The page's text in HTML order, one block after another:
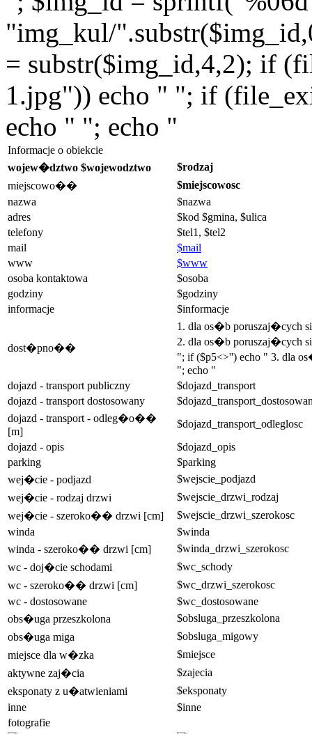
"img_kul/
= substr($img_id,4,2); if
1.jpg")) echo " "; if
echo " "; echo "
Informacje o obiekcie
wojew�dztwo $wojewodztwo
$rodzaj
miejscowo��
$miejscowosc
nazwa
$nazwa
adres
$kod $gmina, $ulica
telefony
$tel1, $tel2
mail
$mail
www
$www
osoba kontaktowa
$osoba
godziny
$godziny
informacje
$informacje
dost�pno��
1. dla os�b poruszaj�cych
2. dla os�b poruszaj�cych
"; if ($p5<>'') echo " 3. dla
"; echo "
dojazd - transport publiczny
$dojazd_transport
dojazd - transport dostosowany
dojazd - transport - odleg�o��
[m]
$dojazd_transport_odleglosc
dojazd - opis
$dojazd_opis
parking
$parking
wej�cie - podjazd
$wejscie_podjazd
wej�cie - rodzaj drzwi
$wejscie_drzwi_rodzaj
wej�cie - szeroko�� drzwi [cm]
$wejscie_drzwi_szerokosc
winda
$winda
winda - szeroko�� drzwi [cm]
$winda_drzwi_szerokosc
wc - doj�cie schodami
$wc_schody
wc - szeroko�� drzwi [cm]
$wc_drzwi_szerokosc
wc - dostosowane
$wc_dostosowane
obs�uga przeszkolona
$obsluga_przeszkolona
obs�uga miga
$obsluga_migowy
miejsce dla w�zka
$miejsce
aktywne zaj�cia
$zajecia
eksponaty z u�atwieniami
$eksponaty
inne
$inne
fotografie